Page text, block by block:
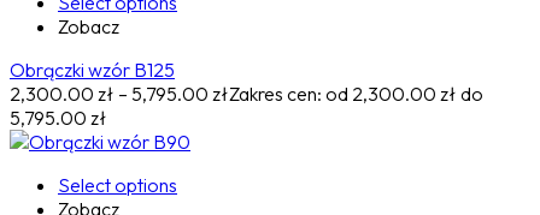
Zobacz
Obrączki wzór B125
2,300.00 zł – 5,795.00 złZakres cen: od 2,300.00 zł do
5,795.00 zł
Select options
Zobacz